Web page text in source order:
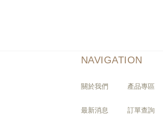
NAVIGATION
關於我們
最新消息
產品專區
訂單查詢